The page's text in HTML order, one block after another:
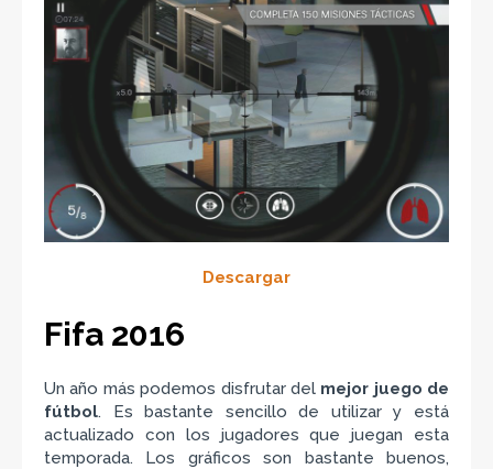
Descargar
Fifa 2016
Un año más podemos disfrutar del mejor juego de
fútbol. Es bastante sencillo de utilizar y está
actualizado con los jugadores que juegan esta
temporada. Los gráficos son bastante buenos,